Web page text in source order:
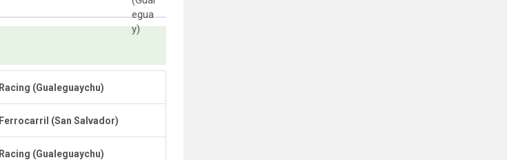
Racing (Gualeguaychu)
Ferrocarril (San Salvador)
Racing (Gualeguaychu)